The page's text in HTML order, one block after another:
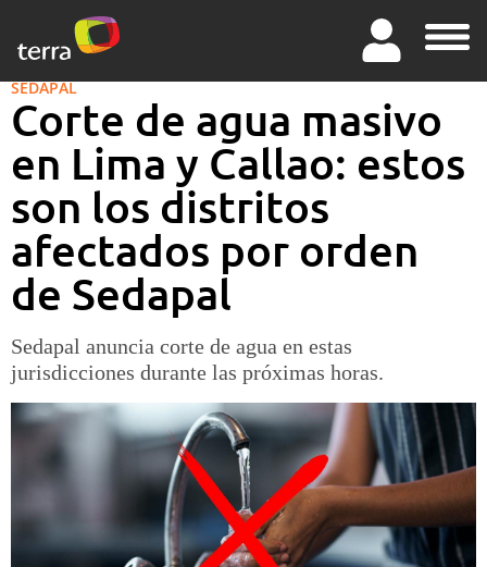
SEDAPAL
Corte de agua masivo
en Lima y Callao: estos
son los distritos
afectados por orden
de Sedapal
Sedapal anuncia corte de agua en estas
jurisdicciones durante las próximas horas.